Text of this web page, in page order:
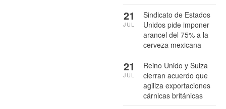
Sindicato de Estados
Unidos pide imponer
arancel del 75% a la
cerveza mexicana
21
JUL
Reino Unido y Suiza
cierran acuerdo que
agiliza exportaciones
cárnicas británicas
21
JUL